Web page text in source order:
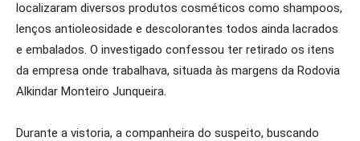
localizaram diversos produtos cosméticos como shampoos,
lenços antioleosidade e descolorantes todos ainda lacrados
e embalados. O investigado confessou ter retirado os itens
da empresa onde trabalhava, situada às margens da Rodovia
Alkindar Monteiro Junqueira.
Durante a vistoria, a companheira do suspeito, buscando